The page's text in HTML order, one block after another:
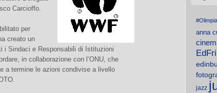
Carcioffo.
per
creato un
i Sindaci e Responsabili di Istituzioni
in collaborazione con l’ONU, che
a termine le azioni condivise a livello
anna
jazz